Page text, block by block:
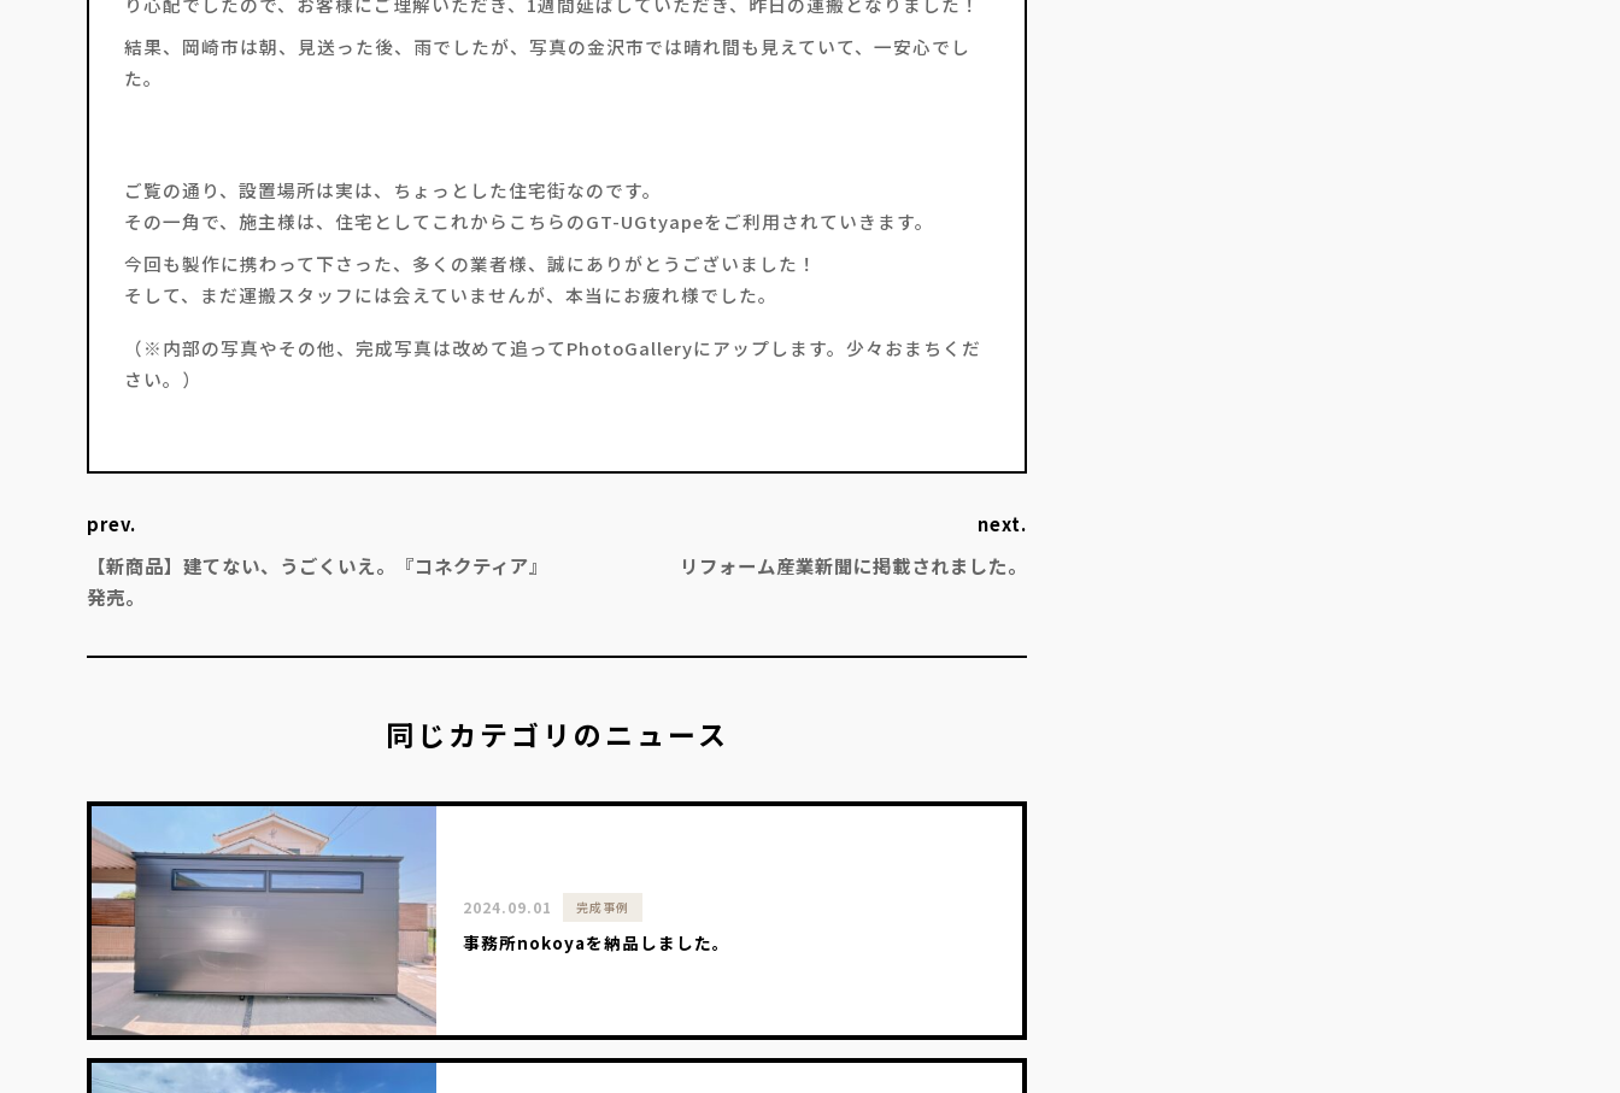
結果、岡崎市は朝、見送った後、雨でしたが、写真の金沢市では晴れ間も見えていて、一安心でし
た。
ご覧の通り、設置場所は実は、ちょっとした住宅街なのです。
その一角で、施主様は、住宅としてこれからこちらのGT-UGtyapeをご利用されていきます。
今回も製作に携わって下さった、多くの業者様、誠にありがとうございました！
そして、まだ運搬スタッフには会えていませんが、本当にお疲れ様でした。
（※内部の写真やその他、完成写真は改めて追ってPhotoGalleryにアップします。少々おまちくだ
さい。）
prev.
【新商品】建てない、うごくいえ。『コネクティア』
発売。
next.
リフォーム産業新聞に掲載されました。
同じカテゴリのニュース
2024.09.01 完成事例
事務所nokoyaを納品しました。